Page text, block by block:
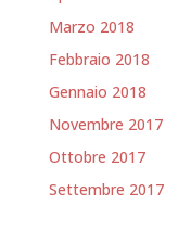
Marzo 2018
Febbraio 2018
Gennaio 2018
Novembre 2017
Ottobre 2017
Settembre 2017